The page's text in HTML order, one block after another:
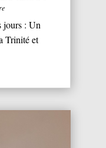
jours : Un
Trinité et